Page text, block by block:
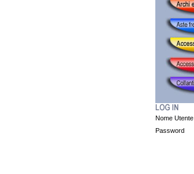
Nome Utente
Password